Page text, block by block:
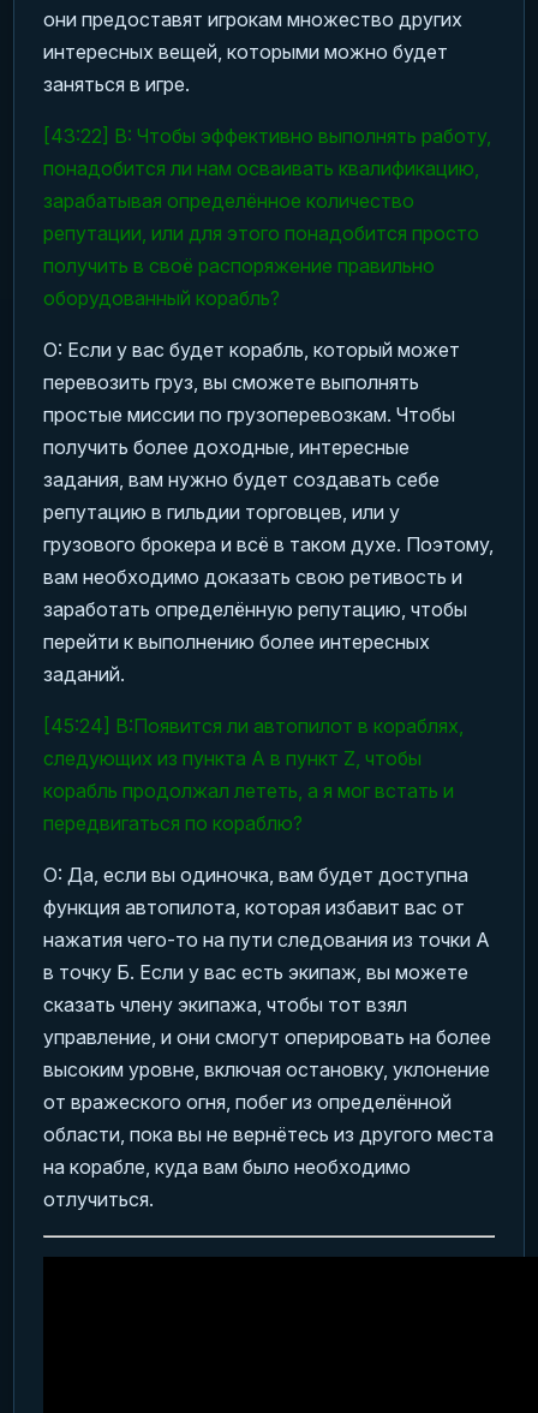
они предоставят игрокам множество других
интересных вещей, которыми можно будет
заняться в игре.
[43:22] В: Чтобы эффективно выполнять работу,
понадобится ли нам осваивать квалификацию,
зарабатывая определённое количество
репутации, или для этого понадобится просто
получить в своё распоряжение правильно
оборудованный корабль?
О: Если у вас будет корабль, который может
перевозить груз, вы сможете выполнять
простые миссии по грузоперевозкам. Чтобы
получить более доходные, интересные
задания, вам нужно будет создавать себе
репутацию в гильдии торговцев, или у
грузового брокера и всё в таком духе. Поэтому,
вам необходимо доказать свою ретивость и
заработать определённую репутацию, чтобы
перейти к выполнению более интересных
заданий.
[45:24] В:Появится ли автопилот в кораблях,
следующих из пункта А в пункт Z, чтобы
корабль продолжал лететь, а я мог встать и
передвигаться по кораблю?
О: Да, если вы одиночка, вам будет доступна
функция автопилота, которая избавит вас от
нажатия чего-то на пути следования из точки А
в точку Б. Если у вас есть экипаж, вы можете
сказать члену экипажа, чтобы тот взял
управление, и они смогут оперировать на более
высоким уровне, включая остановку, уклонение
от вражеского огня, побег из определённой
области, пока вы не вернётесь из другого места
на корабле, куда вам было необходимо
отлучиться.